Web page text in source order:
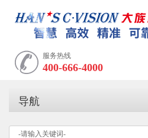
服务热线
400-666-4000
导航